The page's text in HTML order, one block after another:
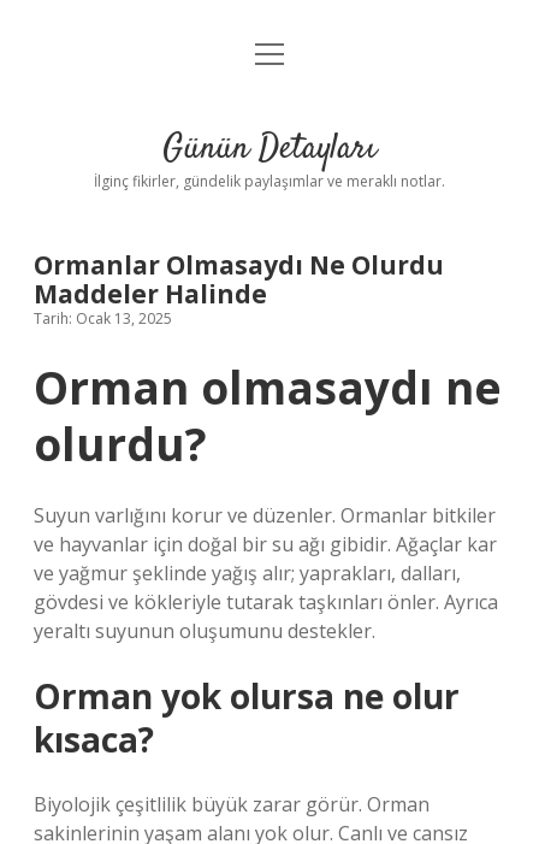
Gizlilik Politikası
Yasal Uyarı
menüyü
Günün Detayları
İlginç fikirler, gündelik paylaşımlar ve meraklı notlar.
Ormanlar Olmasaydı Ne Olurdu
Maddeler Halinde
Tarih: Ocak 13, 2025
Orman olmasaydı ne
olurdu?
Suyun varlığını korur ve düzenler. Ormanlar bitkiler
ve hayvanlar için doğal bir su ağı gibidir. Ağaçlar kar
ve yağmur şeklinde yağış alır; yaprakları, dalları,
gövdesi ve kökleriyle tutarak taşkınları önler. Ayrıca
yeraltı suyunun oluşumunu destekler.
Orman yok olursa ne olur
kısaca?
Biyolojik çeşitlilik büyük zarar görür. Orman
sakinlerinin yaşam alanı yok olur. Canlı ve cansız